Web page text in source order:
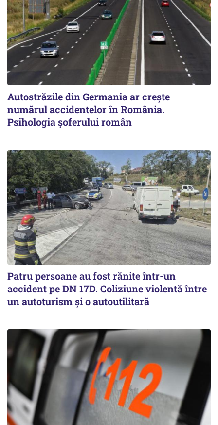
Autostrăzile din Germania ar crește
numărul accidentelor în România.
Psihologia șoferului român
Patru persoane au fost rănite într-un
accident pe DN 17D. Coliziune violentă între
un autoturism și o autoutilitară